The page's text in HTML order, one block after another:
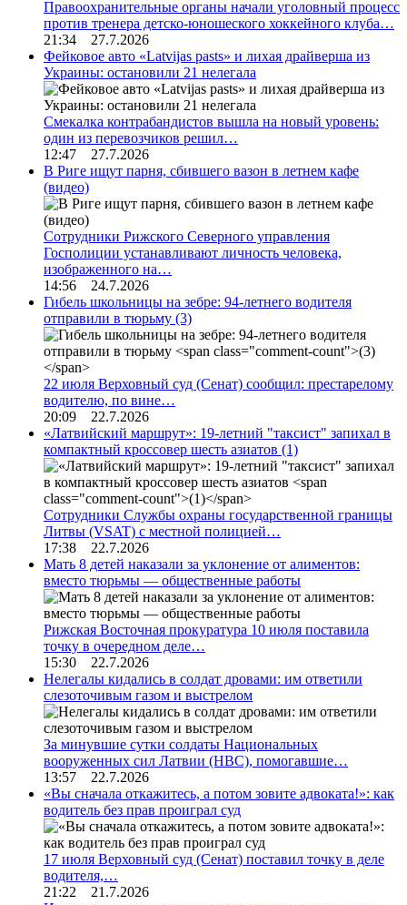
Правоохранительные органы начали уголовный процесс
против тренера детско-юношеского хоккейного клуба…
21:34 27.7.2026
Фейковое авто «Latvijas pasts» и лихая драйверша из
Украины: остановили 21 нелегала
Смекалка контрабандистов вышла на новый уровень:
один из перевозчиков решил…
12:47 27.7.2026
В Риге ищут парня, сбившего вазон в летнем кафе
(видео)
Сотрудники Рижского Северного управления
Госполиции устанавливают личность человека,
изображенного на…
14:56 24.7.2026
Гибель школьницы на зебре: 94-летнего водителя
отправили в тюрьму (3)
22 июля Верховный суд (Сенат) сообщил: престарелому
водителю, по вине…
20:09 22.7.2026
«Латвийский маршрут»: 19-летний "таксист" запихал в
компактный кроссовер шесть азиатов (1)
Сотрудники Службы охраны государственной границы
Литвы (VSAT) с местной полицией…
17:38 22.7.2026
Мать 8 детей наказали за уклонение от алиментов:
вместо тюрьмы — общественные работы
Рижская Восточная прокуратура 10 июля поставила
точку в очередном деле…
15:30 22.7.2026
Нелегалы кидались в солдат дровами: им ответили
слезоточивым газом и выстрелом
За минувшие сутки солдаты Национальных
вооруженных сил Латвии (НВС), помогавшие…
13:57 22.7.2026
«Вы сначала откажитесь, а потом зовите адвоката!»: как
водитель без прав проиграл суд
17 июля Верховный суд (Сенат) поставил точку в деле
водителя,…
21:22 21.7.2026